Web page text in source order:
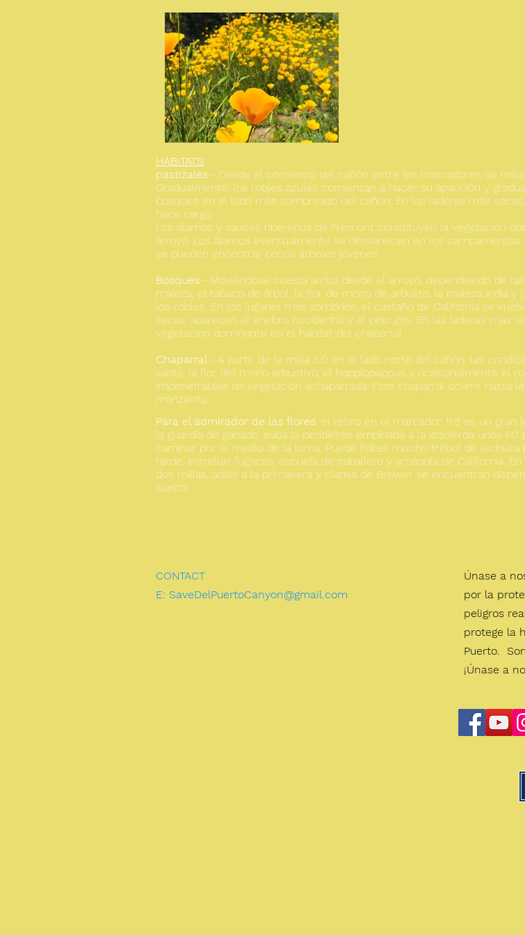
HÁBITATS:
pastizales– Desde el comienzo del cañón entre los marcadores de
Gradualmente, los robles azules comienzan a hacer su aparición y
bosques en el lado más sombreado del cañón. En las laderas más
hace cargo.
Los álamos y sauces ribereños de Fremont constituyen la vegetación
arroyo. Los álamos eventualmente se desvanecen en los
se pueden encontrar pocos árboles jóvenes.
Bosques– Moviéndose cuesta arriba desde el arroyo, dependiendo de
maleza, el tabaco de árbol, la flor de mono de arbusto, la maleza india
los robles. En los lugares más sombríos, el castaño de California se
secas, aparecen el enebro occidental y el pino gris. En las laderas más
vegetación dominante en el hábitat del chaparral.
Chaparral– A partir de la milla 3.0 en el lado norte del cañón, las
santa, la flor del mono arbustivo, el happlopappus y ocasionalmente el
impenetrables de vegetación achaparrada. Este chaparral ocurre hasta
manzanita.
Para el admirador de las flores, el retiro en el marcador 11.8 es un
la guardia de ganado, suba la pendiente empinada a la izquierda unos
caminar por el medio de la loma. Puede haber mucho trébol de lechuza
tarde, estrellas fugaces, espuela de caballero y amapola de California.
dos millas, adiós a la primavera y clarkia de Brewer se encuentran
suelto.
CONTACT
E: SaveDelPuertoCanyon@gmail.com
Únase a
por la
peligros
protege la
Puerto.
¡Únase a